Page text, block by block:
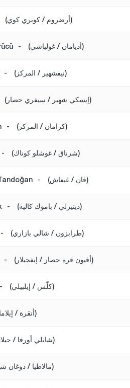
(أرضروم / كوبري كوي)
- (أديامان / غولباشي)
- (نيفشهير / المركز)
(إيسكي شهير / سيفري حصار)
- (كرامان / المركز)
- (شرناق / غوشلو كوناك)
- (فان / غيفاش)
- (دينيزلي / باموك كاليه)
- (طرابزون / شالي بازاري)
- (أفيون قره حصار / إيفجيلار)
- (كلّس / إيلبيلي)
(أنقرة / إيلاماداغ)
(شانلي أورفا / جيلان بينار)
(مالاطيا / دوغان شهير)